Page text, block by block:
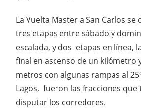
La Vuelta Master a San Carlos se
tres etapas entre sábado y
escalada, y dos etapas en línea,
final en ascenso de un kilómetro
metros con algunas rampas al
Lagos, fueron las fracciones que
disputar los corredores.